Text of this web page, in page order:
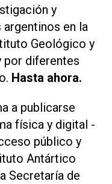
y
en la
Geológico y
por diferentes
Hasta ahora.
a publicarse
física y digital -
público y
Antártico
Secretaría de